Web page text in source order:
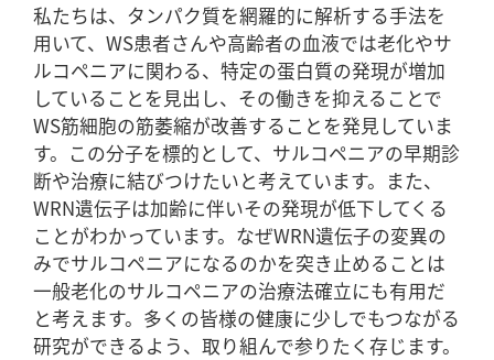
私たちは、タンパク質を網羅的に解析する手法を
用いて、WS患者さんや高齢者の血液では老化やサ
ルコペニアに関わる、特定の蛋白質の発現が増加
していることを見出し、その働きを抑えることで
WS筋細胞の筋萎縮が改善することを発見していま
す。この分子を標的として、サルコペニアの早期診
断や治療に結びつけたいと考えています。また、
WRN遺伝子は加齢に伴いその発現が低下してくる
ことがわかっています。なぜWRN遺伝子の変異の
みでサルコペニアになるのかを突き止めることは
一般老化のサルコペニアの治療法確立にも有用だ
と考えます。多くの皆様の健康に少しでもつながる
研究ができるよう、取り組んで参りたく存じます。